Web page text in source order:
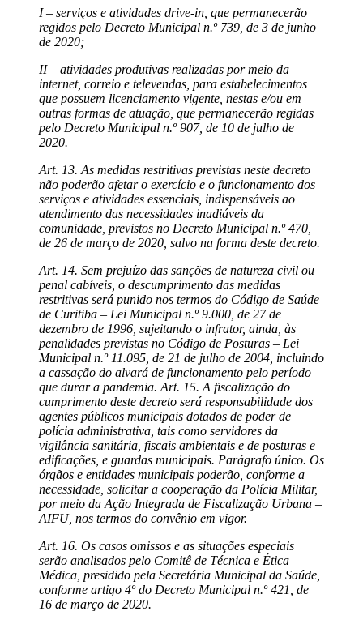
I – serviços e atividades drive-in, que permanecerão
regidos pelo Decreto Municipal n.º 739, de 3 de junho
de 2020;
II – atividades produtivas realizadas por meio da
internet, correio e televendas, para estabelecimentos
que possuem licenciamento vigente, nestas e/ou em
outras formas de atuação, que permanecerão regidas
pelo Decreto Municipal n.º 907, de 10 de julho de
2020.
Art. 13. As medidas restritivas previstas neste decreto
não poderão afetar o exercício e o funcionamento dos
serviços e atividades essenciais, indispensáveis ao
atendimento das necessidades inadiáveis da
comunidade, previstos no Decreto Municipal n.º 470,
de 26 de março de 2020, salvo na forma deste decreto.
Art. 14. Sem prejuízo das sanções de natureza civil ou
penal cabíveis, o descumprimento das medidas
restritivas será punido nos termos do Código de Saúde
de Curitiba – Lei Municipal n.º 9.000, de 27 de
dezembro de 1996, sujeitando o infrator, ainda, às
penalidades previstas no Código de Posturas – Lei
Municipal n.º 11.095, de 21 de julho de 2004, incluindo
a cassação do alvará de funcionamento pelo período
que durar a pandemia. Art. 15. A fiscalização do
cumprimento deste decreto será responsabilidade dos
agentes públicos municipais dotados de poder de
polícia administrativa, tais como servidores da
vigilância sanitária, fiscais ambientais e de posturas e
edificações, e guardas municipais. Parágrafo único. Os
órgãos e entidades municipais poderão, conforme a
necessidade, solicitar a cooperação da Polícia Militar,
por meio da Ação Integrada de Fiscalização Urbana –
AIFU, nos termos do convênio em vigor.
Art. 16. Os casos omissos e as situações especiais
serão analisados pelo Comitê de Técnica e Ética
Médica, presidido pela Secretária Municipal da Saúde,
conforme artigo 4º do Decreto Municipal n.º 421, de
16 de março de 2020.